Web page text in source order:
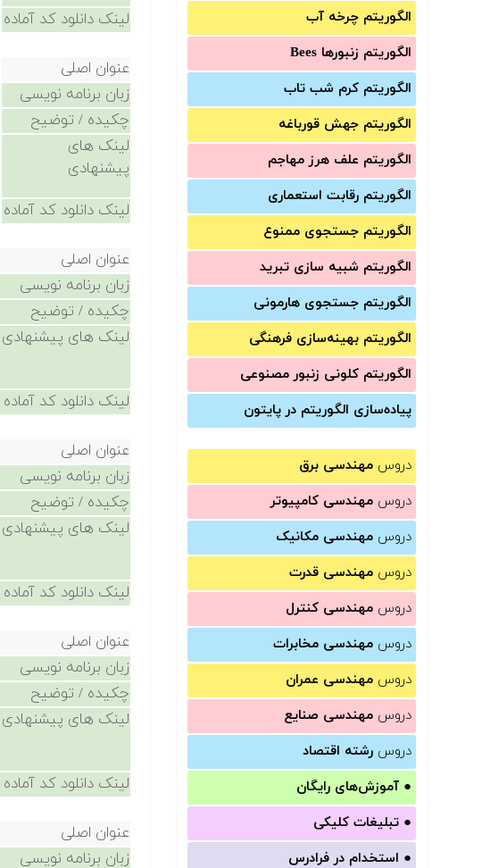
الگوریتم چرخه آب
الگوریتم زنبورها Bees
الگوریتم کرم شب تاب
الگوریتم جهش قورباغه
الگوریتم علف هرز مهاجم
الگوریتم رقابت استعماری
الگوریتم جستجوی ممنوع
الگوریتم شبیه سازی تبرید
الگوریتم جستجوی هارمونی
الگوریتم بهینه‌سازی فرهنگی
الگوریتم کلونی زنبور مصنوعی
پیاده‌سازی الگوریتم در پایتون
دروس مهندسی برق
دروس مهندسی کامپیوتر
دروس مهندسی مکانیک
دروس مهندسی قدرت
دروس مهندسی کنترل
دروس مهندسی مخابرات
دروس مهندسی عمران
دروس مهندسی صنایع
دروس رشته اقتصاد
● آموزش‌های رایگان
● تبلیغات کلیکی
● استخدام در فرادرس
لینک دانلود کد آماده
عنوان اصلی
زبان برنامه نویسی
چکیده / توضیح
لینک های
پیشنهادی
لینک دانلود کد آماده
عنوان اصلی
زبان برنامه نویسی
چکیده / توضیح
لینک های پیشنهادی
لینک دانلود کد آماده
عنوان اصلی
زبان برنامه نویسی
چکیده / توضیح
لینک های پیشنهادی
لینک دانلود کد آماده
عنوان اصلی
زبان برنامه نویسی
چکیده / توضیح
لینک های پیشنهادی
لینک دانلود کد آماده
عنوان اصلی
زبان برنامه نویسی